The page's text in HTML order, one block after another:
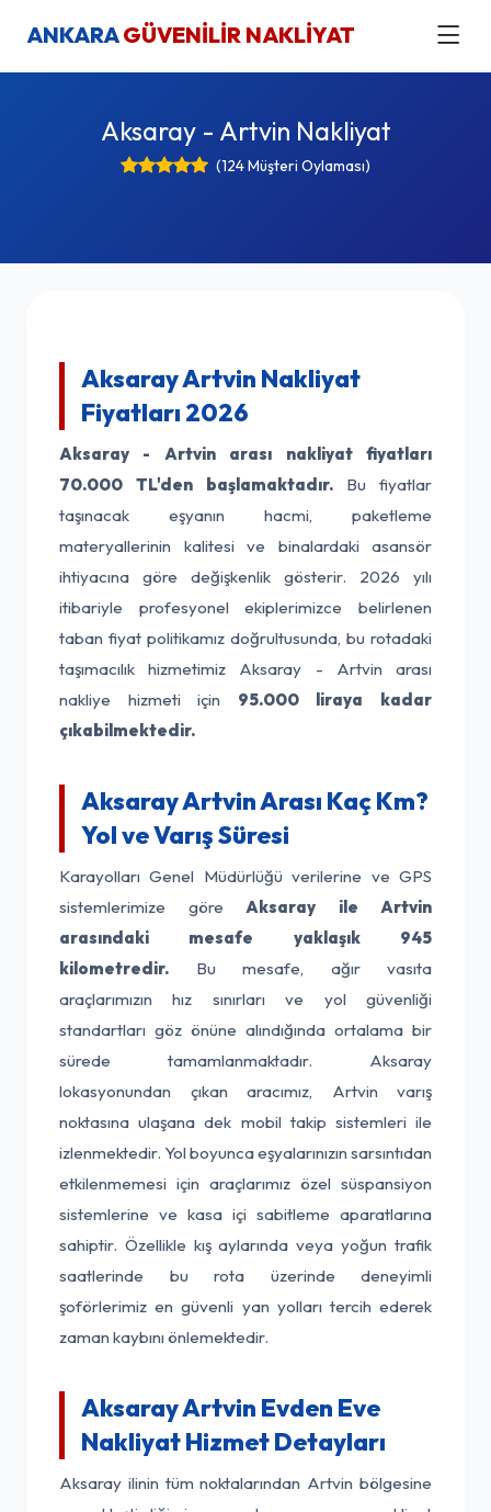
ANKARAGÜVENİLİR NAKLİYAT
Aksaray - Artvin Nakliyat
(124 Müşteri Oylaması)
Aksaray Artvin Nakliyat
Fiyatları 2026
Aksaray - Artvin arası nakliyat fiyatları
70.000 TL'den başlamaktadır. Bu fiyatlar
taşınacak eşyanın hacmi, paketleme
materyallerinin kalitesi ve binalardaki asansör
ihtiyacına göre değişkenlik gösterir. 2026 yılı
itibariyle profesyonel ekiplerimizce belirlenen
taban fiyat politikamız doğrultusunda, bu rotadaki
taşımacılık hizmetimiz Aksaray - Artvin arası
nakliye hizmeti için 95.000 liraya kadar
çıkabilmektedir.
Aksaray Artvin Arası Kaç Km?
Yol ve Varış Süresi
Karayolları Genel Müdürlüğü verilerine ve GPS
sistemlerimize göre Aksaray ile Artvin
arasındaki mesafe yaklaşık 945
kilometredir. Bu mesafe, ağır vasıta
araçlarımızın hız sınırları ve yol güvenliği
standartları göz önüne alındığında ortalama bir
sürede tamamlanmaktadır. Aksaray
lokasyonundan çıkan aracımız, Artvin varış
noktasına ulaşana dek mobil takip sistemleri ile
izlenmektedir. Yol boyunca eşyalarınızın sarsıntıdan
etkilenmemesi için araçlarımız özel süspansiyon
sistemlerine ve kasa içi sabitleme aparatlarına
sahiptir. Özellikle kış aylarında veya yoğun trafik
saatlerinde bu rota üzerinde deneyimli
şoförlerimiz en güvenli yan yolları tercih ederek
zaman kaybını önlemektedir.
Aksaray Artvin Evden Eve
Nakliyat Hizmet Detayları
Aksaray ilinin tüm noktalarından Artvin bölgesine